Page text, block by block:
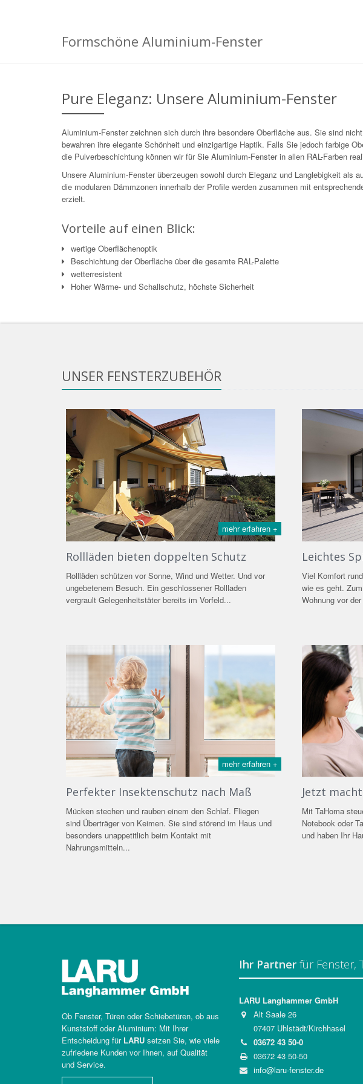
Formschöne Aluminium-Fenster
Pure Eleganz: Unsere Aluminium-Fenster
Aluminium-Fenster zeichnen sich durch ihre besondere Oberfläche aus. Sie sind
bewahren ihre elegante Schönheit und einzigartige Haptik. Falls Sie jedoch farbige
die Pulverbeschichtung können wir für Sie Aluminium-Fenster in allen RAL-Farben
Unsere Aluminium-Fenster überzeugen sowohl durch Eleganz und Langlebigkeit als
die modularen Dämmzonen innerhalb der Profile werden zusammen mit
erzielt.
Vorteile auf einen Blick:
wertige Oberflächenoptik
Beschichtung der Oberfläche über die gesamte RAL-Palette
wetterresistent
Hoher Wärme- und Schallschutz, höchste Sicherheit
UNSER FENSTERZUBEHÖR
mehr erfahren +
Rollläden bieten doppelten Schutz
Rollläden schützen vor Sonne, Wind und Wetter. Und vor
ungebetenem Besuch. Ein geschlossener Rollladen
vergrault Gelegenheitstäter bereits im Vorfeld...
Leichtes
Viel Komfort
wie es geht.
Wohnung vor
mehr erfahren +
Perfekter Insektenschutz nach Maß
Mücken stechen und rauben einem den Schlaf. Fliegen
sind Überträger von Keimen. Sie sind störend im Haus und
besonders unappetitlich beim Kontakt mit
Nahrungsmitteln...
Jetzt
Mit TaHoma
Notebook oder
und haben Ihr
Ob Fenster, Türen oder Schiebetüren, ob aus
Kunststoff oder Aluminium: Mit Ihrer
Entscheidung für LARU setzen Sie, wie viele
zufriedene Kunden vor Ihnen, auf Qualität
und Service.
Ihr Partnerfür Fenster,
LARU Langhammer GmbH
Alt Saale 26
07407 Uhlstädt/Kirchhasel
03672 43 50-0
03672 43 50-50
info@laru-fenster.de